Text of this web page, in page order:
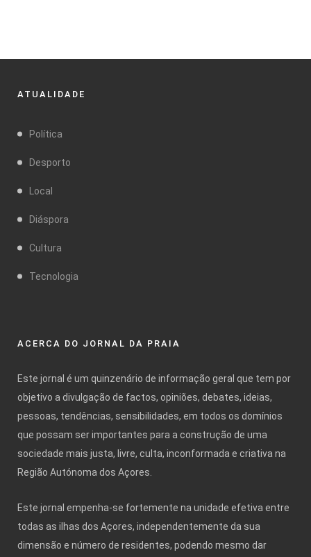
ATUALIDADE
Política
Desporto
Local
Diáspora
Cultura
Tecnologia
ACERCA DO JORNAL DA PRAIA
Este jornal é um quinzenário de informação geral que tem por
objetivo a divulgação de factos, opiniões, debates, ideias,
pessoas, tendências, sensibilidades, em todos os domínios
que possam ser importantes para a construção de uma
sociedade mais justa, livre, culta, inconformada e criativa na
Região Autónoma dos Açores.
Este jornal empenha-se fortemente na unidade efetiva entre
todas as ilhas dos Açores, independentemente da sua
dimensão e número de residentes, podendo mesmo dar